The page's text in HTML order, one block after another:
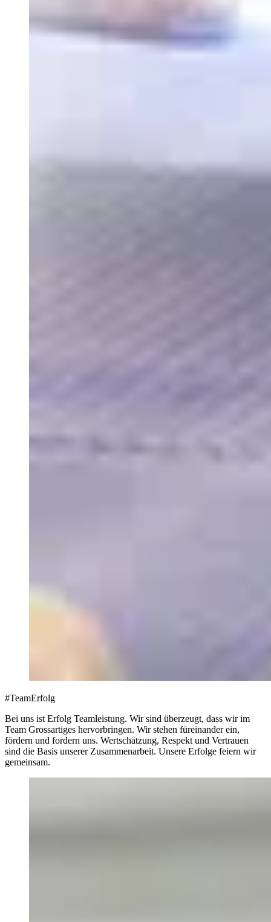
#TeamErfolg
Bei uns ist Erfolg Teamleistung. Wir sind überzeugt, dass wir im
Team Grossartiges hervorbringen. Wir stehen füreinander ein,
fördern und fordern uns. Wertschätzung, Respekt und Vertrauen
sind die Basis unserer Zusammenarbeit. Unsere Erfolge feiern wir
gemeinsam.